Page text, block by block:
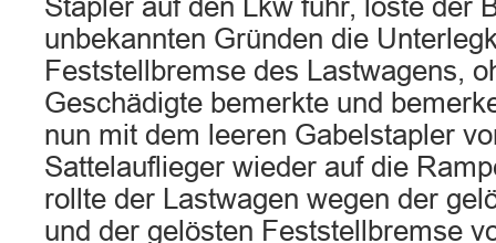
Stapler auf den Lkw fuhr, löste der
unbekannten Gründen die
Feststellbremse des Lastwagens,
Geschädigte bemerkte und
nun mit dem leeren Gabelstapler
Sattelauflieger wieder auf die
rollte der Lastwagen wegen der
und der gelösten Feststellbremse